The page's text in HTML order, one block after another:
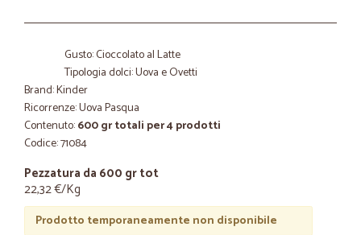
Gusto: Cioccolato al Latte
Tipologia dolci: Uova e Ovetti
Brand: Kinder
Ricorrenze: Uova Pasqua
Contenuto:600 gr totali per 4 prodotti
Codice: 71084
Pezzatura da 600 gr tot
22,32 €/Kg
Prodotto temporaneamente non disponibile